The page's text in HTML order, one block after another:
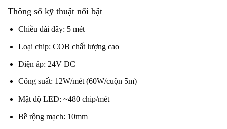
Thông số kỹ thuật nổi bật
Chiều dài dây: 5 mét
Loại chip: COB chất lượng cao
Điện áp: 24V DC
Công suất: 12W/mét (60W/cuộn 5m)
Mật độ LED: ~480 chip/mét
Bề rộng mạch: 10mm